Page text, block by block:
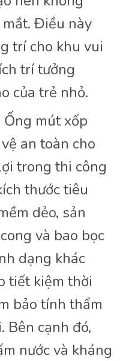
Điều này
trí cho khu vui
trí tưởng
của trẻ nhỏ.
Ống mút xốp
an toàn cho
trong thi công
thước tiêu
dẻo, sản
và bao bọc
dạng khác
tiết kiệm thời
bảo tính thẩm
Bên cạnh đó,
nước và kháng